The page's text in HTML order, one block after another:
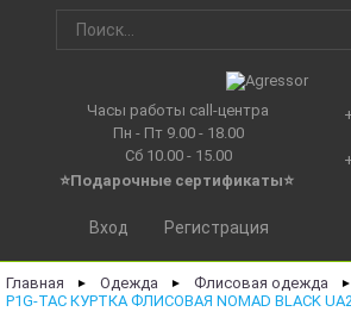
Часы работы call-центра
Пн - Пт 9.00 - 18.00
Сб 10.00 - 15.00
⭐Подарочные сертификаты⭐
Вход Регистрация
Главная ► Одежда ► Флисовая одежда ►
P1G-TAC КУРТКА ФЛИСОВАЯ NOMAD BLACK